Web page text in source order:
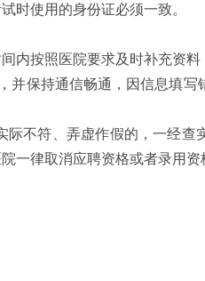
时使用的身份证必须一致。
内按照医院要求及时补充资料
并保持通信畅通，因信息填
不符、弄虚作假的，一经查
一律取消应聘资格或者录用资